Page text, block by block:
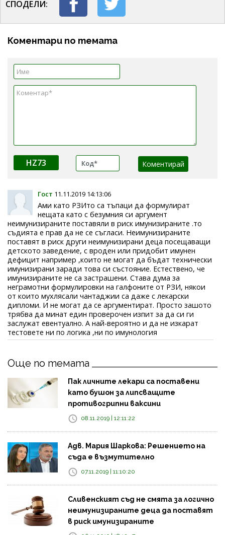
СПОДЕЛИ:
Коментари по темата
HZ73
Гост 11.11.2019 14:13:06
Ами като РЗИто са тъпаци да формулират
нещата като с безумния си аргумент
неимунизираните поставяли в риск имунизираните .то
съдията е прав да не се съгласи. Неимунизираните
поставят в риск други неимунизирани деца посещаващи
детското заведение, с вроден или придобит имунен
дефицит например ,които не могат да бъдат технически
имунизирани заради това си състояние. Естествено, че
имунизираните не са застрашени. Става дума за
неграмотни формулировки на галфоните от РЗИ, някои
от които мухлясали чантаджии са даже с лекарски
дипломи. И не могат да се аргументират. Просто зашото
трябва да минат един проверочен изпит за да си ги
заслужат евентуално. А най-вероятно и да не изкарат
тестовете ни по логика ,ни по имунология
Още по темата
Пак личните лекари са поставени
като бушон за липсващите
противогрипни ваксини
08.11.2019 | 12:11:22
Адв. Мария Шаркова: Решението на
съда е възмутително
07.11.2019 | 11:10:20
Сливенският съд не смята за логично
неимунизираните деца да поставят
в риск имунизираните